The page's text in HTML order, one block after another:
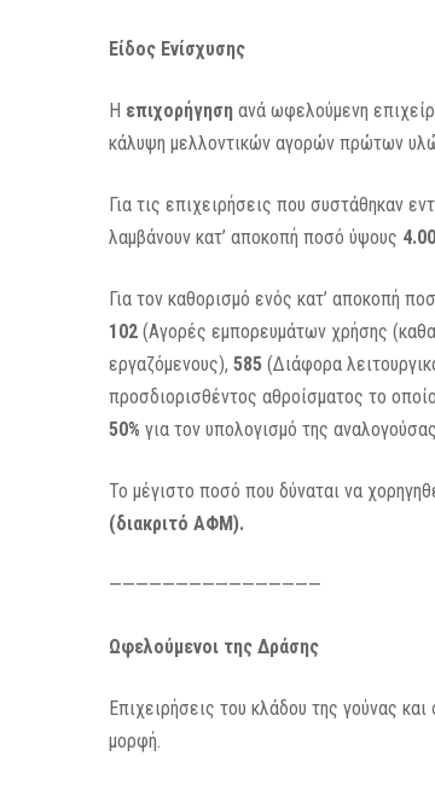
Είδος Ενίσχυσης
Η επιχορήγηση ανά ωφελούμενη
κάλυψη μελλοντικών αγορών πρώτων
Για τις επιχειρήσεις που συστάθηκαν
λαμβάνουν κατ’ αποκοπή ποσό ύψους
Για τον καθορισμό ενός κατ’ αποκοπή
102 (Αγορές εμπορευμάτων χρήσης
εργαζόμενους),585 (Διάφορα
προσδιορισθέντος αθροίσματος το
50% για τον υπολογισμό της
Το μέγιστο ποσό που δύναται να
(διακριτό ΑΦΜ).
————————————————
Ωφελούμενοι της Δράσης
Επιχειρήσεις του κλάδου της γούνας
μορφή.